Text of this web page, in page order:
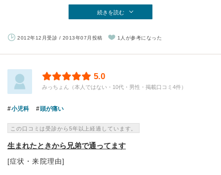
続きを読む
2012年12月受診 / 2013年07月投稿 1人が参考になった
5.0
みっちょん（本人ではない・10代・男性・掲載口コミ4件）
小児科 頭が痛い
この口コミは受診から5年以上経過しています。
生まれたときから兄弟で通ってます
[症状・来院理由]